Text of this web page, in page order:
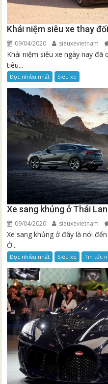
Khái niệm siêu xe thay
09/04/2020 sieuxevietnam
Khái niệm siêu xe ngày nay
tiêu...
Đọc nhiều nhất Siêu xe
Xe sang khủng ở Thái
09/04/2020 sieuxevietnam
Xe sang khủng ở đây là nói
Ở...
Đọc nhiều nhất Siêu xe Tin tức